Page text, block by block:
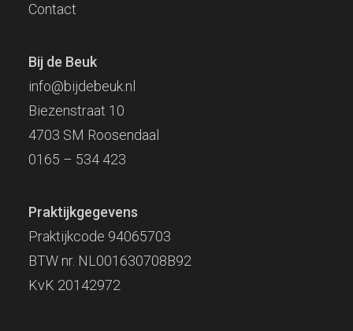
Contact
Bij de Beuk
info@bijdebeuk.nl
Biezenstraat 10
4703 SM Roosendaal
0165 – 534 423
Praktijkgegevens
Praktijkcode 94065703
BTW nr. NL001630708B92
KvK 20142972